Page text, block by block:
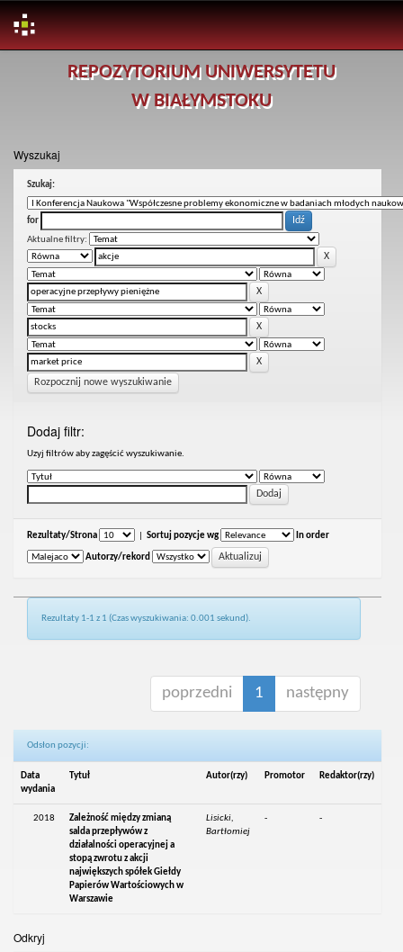
REPOZYTORIUM UNIWERSYTETU
W BIAŁYMSTOKU
Wyszukaj
Szukaj:
for
Aktualne filtry:
Rozpocznij nowe wyszukiwanie
Dodaj filtr:
Uzyj filtrów aby zagęścić wyszukiwanie.
Rezultaty/Strona Sortuj pozycje wg In order
Autorzy/rekord
Rezultaty 1-1 z 1 (Czas wyszukiwania: 0.001 sekund).
poprzedni 1 następny
Odsłon pozycji:
Data
wydania
Tytuł Autor(rzy) Promotor Redaktor(rzy)
2018
Zależność między zmianą
salda przepływów z
działalności operacyjnej a
stopą zwrotu z akcji
największych spółek Giełdy
Papierów Wartościowych w
Warszawie
Lisicki,
Bartłomiej
- -
Odkryj